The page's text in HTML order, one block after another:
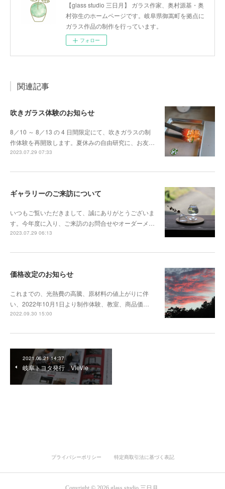
【glass studio 三日月】 ガラス作家、奥村源基・奥
村弥生のホームページです。岐阜県御嵩町を拠点に
ガラス作品の制作を行っています。
フォロー
関連記事
吹きガラス体験のお知らせ
8／10 ～ 8／13 の 4 日間限定にて、吹きガラスの制
作体験を再開致します。夏休みの自由研究に、お友…
2023.07.29 07:33
ギャラリーのご来訪について
いつもご覧いただきまして、誠にありがとうございま
す。今年度に入り、ご来訪のお問合せやオーダーメ…
2023.07.29 06:13
価格改定のお知らせ
これまでの、光熱費の高騰、原材料の値上がりに伴
い、2022年10月1日より制作体験、教室、商品価…
2022.09.30 15:00
2021.06.21 14:37
岐阜トヨタ発行 VieVie
プライバシーポリシー 特定商取引法に基づく表記